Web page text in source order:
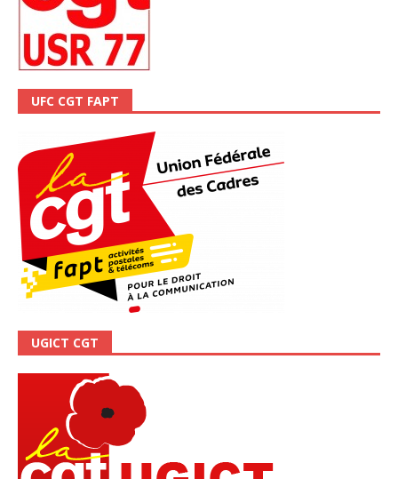
UFC CGT FAPT
UGICT CGT